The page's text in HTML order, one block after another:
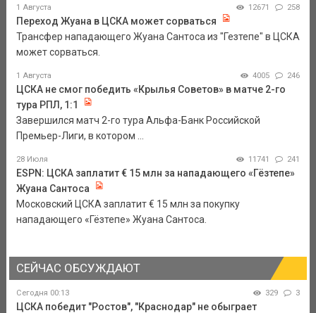
1 Августа 12671 258
Переход Жуана в ЦСКА может сорваться
Трансфер нападающего Жуана Сантоса из "Гезтепе" в ЦСКА
может сорваться.
1 Августа 4005 246
ЦСКА не смог победить «Крылья Советов» в матче 2-го
тура РПЛ, 1:1
Завершился матч 2-го тура Альфа-Банк Российской
Премьер-Лиги, в котором ...
28 Июля 11741 241
ESPN: ЦСКА заплатит € 15 млн за нападающего «Гёзтепе»
Жуана Сантоса
Московский ЦСКА заплатит € 15 млн за покупку
нападающего «Гёзтепе» Жуана Сантоса.
СЕЙЧАС ОБСУЖДАЮТ
Сегодня 00:13 329 3
ЦСКА победит "Ростов", "Краснодар" не обыграет